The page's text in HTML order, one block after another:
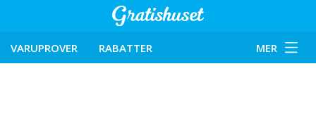
VARUPROVER RABATTER MER